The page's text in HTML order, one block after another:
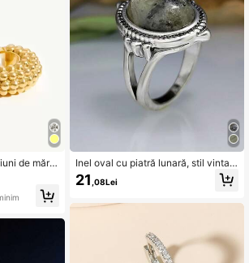
de mărg
Inel oval cu piatră lunară, stil vintag
e, placat cu argint antic și încrustat
cu piatră lunară
21 ,08Lei